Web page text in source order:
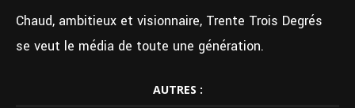
Chaud, ambitieux et visionnaire, Trente Trois Degrés
se veut le média de toute une génération.
AUTRES :